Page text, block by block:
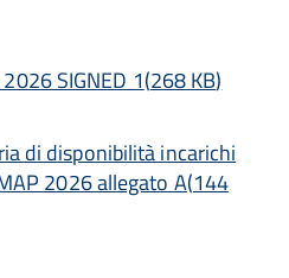
SIGNED 1(268 KB)
di disponibilità incarichi
2026 allegato A(144